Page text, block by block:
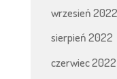
wrzesień 2022
sierpień 2022
czerwiec 2022